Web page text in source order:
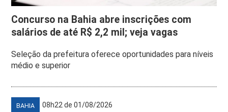
Concurso na Bahia abre inscrições com
salários de até R$ 2,2 mil; veja vagas
Seleção da prefeitura oferece oportunidades para níveis
médio e superior
BAHIA 08h22 de 01/08/2026